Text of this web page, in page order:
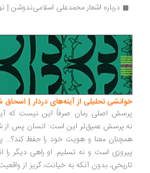
درباره اشعار محمدعلی اسلامی‌ندوشن | نوید
تحلیلی از آینه‌های دردار | اسحاق شیروانی
اصلی رمان صرفاً این نیست که آیا
عمیق‌تر این است: انسان پس از شکست
معنا و هویت خود را حفظ کند؟... پاسخی که
است و نه تسلیم. او راهی دیگر را
بدون آنکه به خیانت، گریز از واقعیت یا